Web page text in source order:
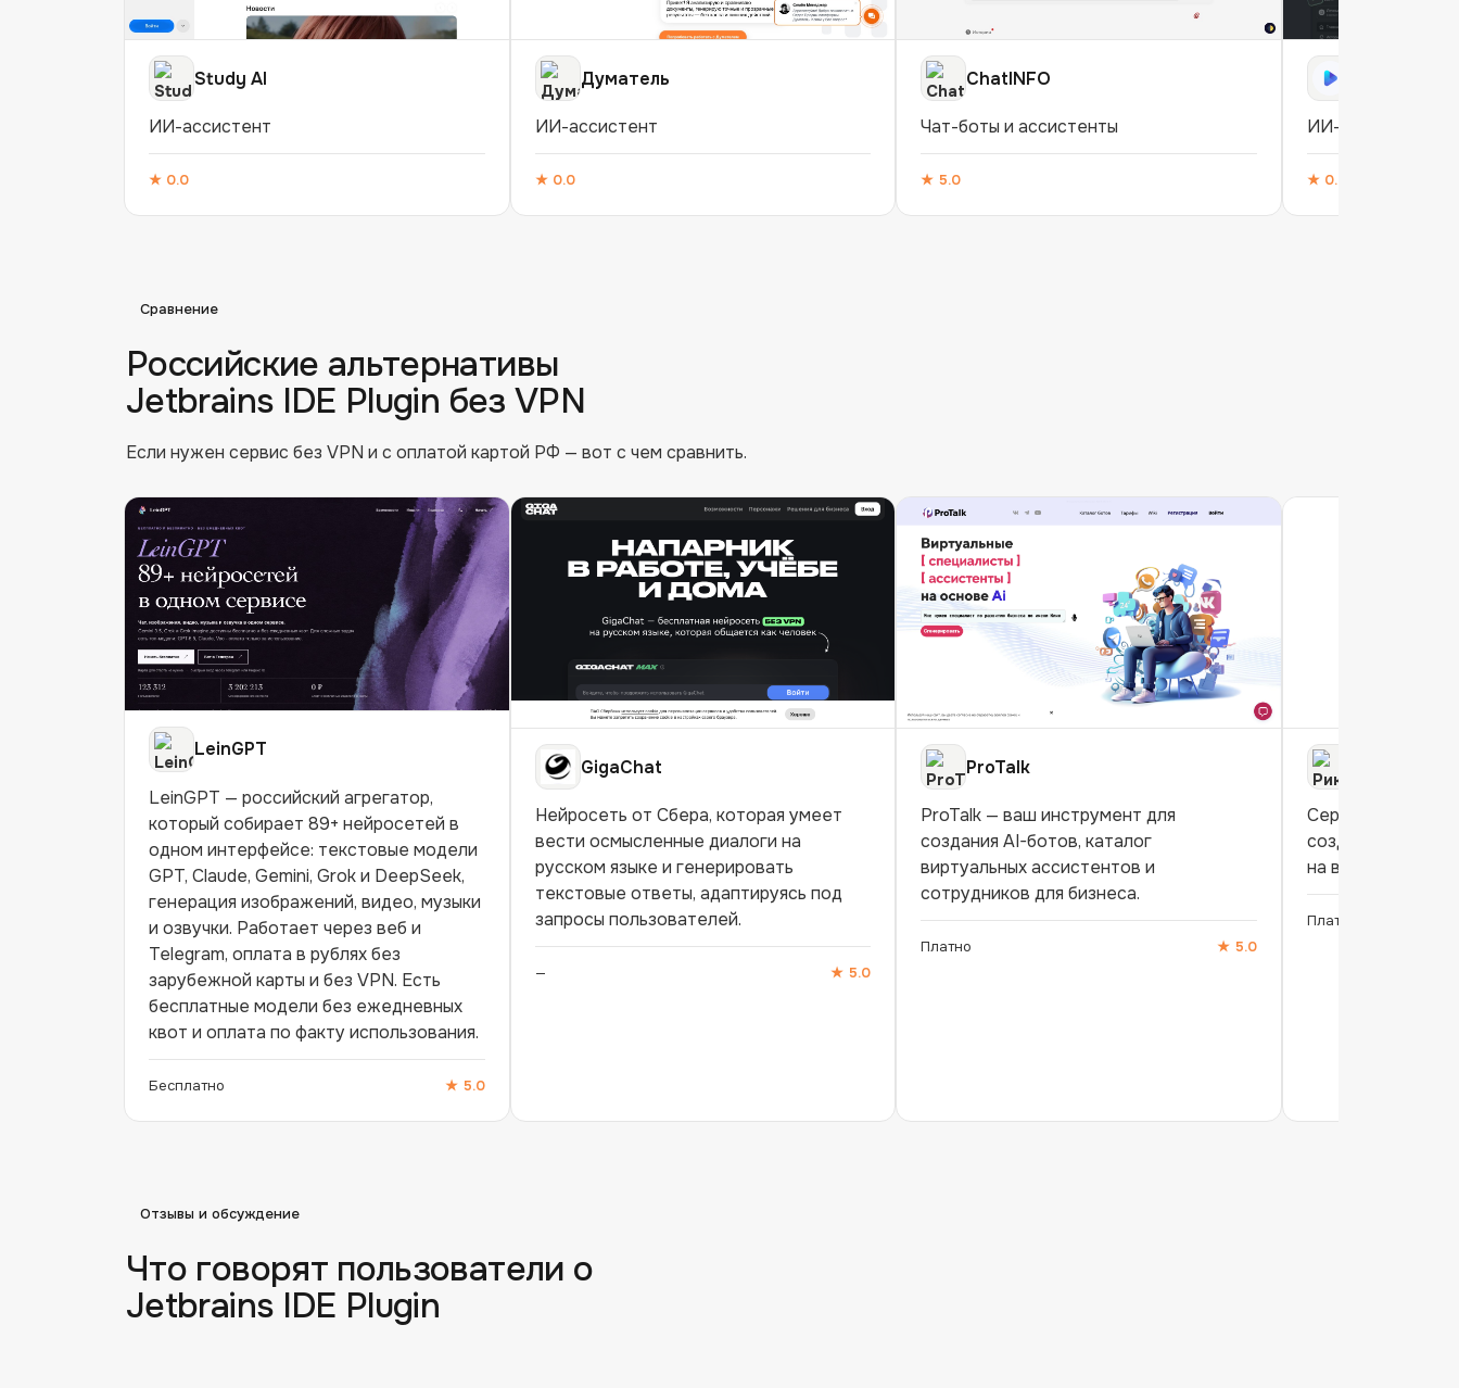
Study AI
ИИ-ассистент
★ 0.0
Думатель
ИИ-ассистент
★ 0.0
ChatINFO
Чат-боты и ассистенты
★5.0
ИИ-ассистент
★ 0.0
Сравнение
Российские альтернативы
Jetbrains IDE Plugin без VPN
Если нужен сервис без VPN и с оплатой картой РФ — вот с чем сравнить.
LeinGPT
LeinGPT — российский агрегатор,
который собирает 89+ нейросетей в
одном интерфейсе: текстовые модели
GPT, Claude, Gemini, Grok и DeepSeek,
генерация изображений, видео, музыки
и озвучки. Работает через веб и
Telegram, оплата в рублях без
зарубежной карты и без VPN. Есть
бесплатные модели без ежедневных
квот и оплата по факту использования.
Бесплатно ★ 5.0
GigaChat
Нейросеть от Сбера, которая умеет
вести осмысленные диалоги на
русском языке и генерировать
текстовые ответы, адаптируясь под
запросы пользователей.
— ★5.0
ProTalk
ProTalk — ваш инструмент для
создания AI-ботов, каталог
виртуальных ассистентов и
сотрудников для бизнеса.
Платно ★ 5.0
Сервис,
создавать AI-
на вашей базе
Платно
Отзывы и обсуждение
Что говорят пользователи о
Jetbrains IDE Plugin